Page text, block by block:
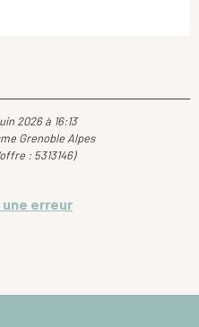
2026 à 16:13
Grenoble Alpes
: 5313146)
une erreur